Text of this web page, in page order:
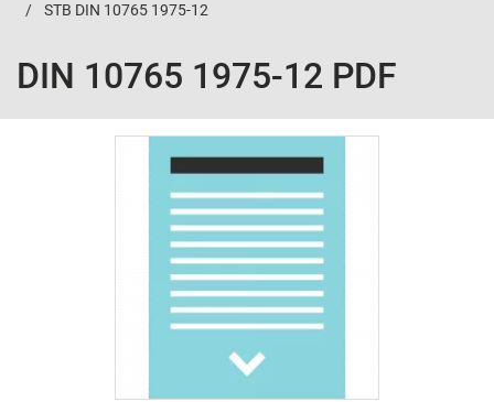
STB DIN 10765 1975-12
DIN 10765 1975-12 PDF